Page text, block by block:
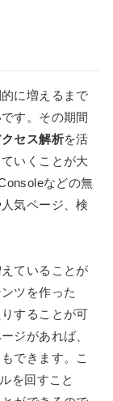
に増えるまで
す。その期間
クセス解析を活
いくことが大
などの無
気ページ、検
ていることが
ツを作った
することが可
ジがあれば、
できます。こ
を回すこと